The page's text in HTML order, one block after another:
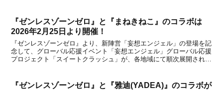
『ゼンレスゾーンゼロ』と『まねきねこ』のコラボは
2026年2月25日より開催！
『ゼンレスゾーンゼロ』より、新陣営「妄想エンジェル」の登場を記
念して、グローバル応援イベント「妄想エンジェル」グローバル応援
プロジェクト「スイートクラッシュ」が、各地域にて順次展開されて
『ゼンレスゾーンゼロ』と『雅迪(YADEA)』のコラボが